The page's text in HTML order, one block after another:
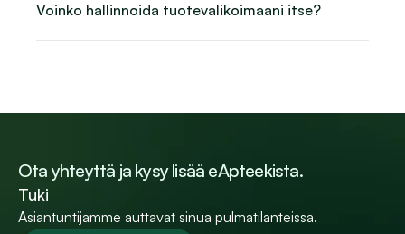
Voinko hallinnoida tuotevalikoimaani itse?
Ota yhteyttä ja kysy lisää eApteekista.
Tuki
Asiantuntijamme auttavat sinua pulmatilanteissa.